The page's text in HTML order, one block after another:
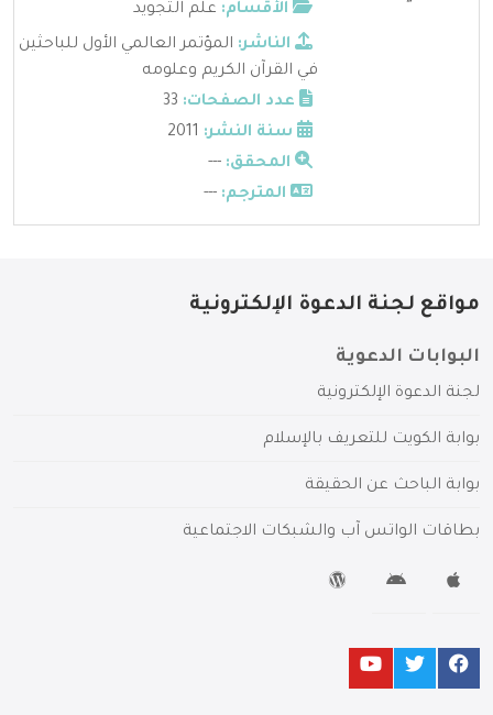
الأقسام: علم التجويد
الناشر: المؤتمر العالمي الأول للباحثين
في القرآن الكريم وعلومه
عدد الصفحات:
سنة النشر:
المحقق: ---
المترجم: ---
مواقع لجنة الدعوة الإلكترونية
البوابات الدعوية
لجنة الدعوة الإلكترونية
بوابة الكويت للتعريف بالإسلام
بوابة الباحث عن الحقيقة
بطاقات الواتس آب والشبكات الاجتماعية